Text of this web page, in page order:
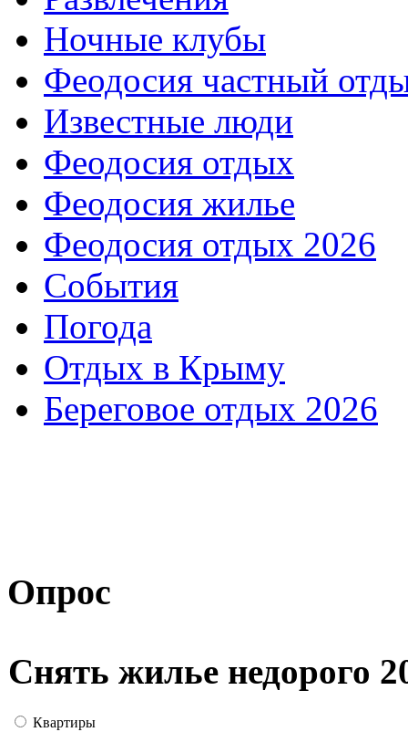
Ночные клубы
Феодосия частный
Известные люди
Феодосия отдых
Феодосия жилье
Феодосия отдых 2026
События
Погода
Отдых в Крыму
Береговое отдых 2026
Опрос
Снять жилье недорого
Квартиры